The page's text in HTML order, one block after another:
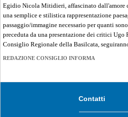
Egidio Nicola Mitidieri, affascinato dall'amore
una semplice e stilistica rappresentazione
passaggio/immagine necessario per quanti
preceduta da una presentazione dei critici
Consiglio Regionale della Basilcata,
REDAZIONE CONSIGLIO INFORMA
Contatti